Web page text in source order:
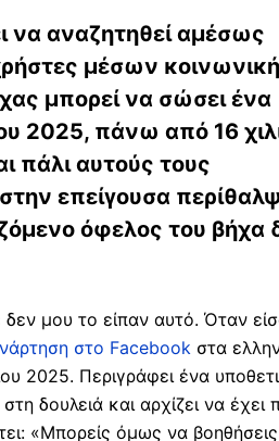
να αναζητηθεί αμέσως
μέσων
μπορεί να σώσει ένα
2025, πάνω από 16
πάλι αυτούς τους
επείγουσα
όφελος του βήχα
μου το είπαν αυτό. Όταν
στο Facebook στα
2025. Περιγράφει ένα
δουλειά και αρχίζει να έχει
«Μπορείς όμως να